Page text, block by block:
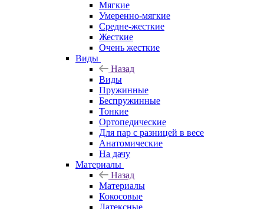
Мягкие
Умеренно-мягкие
Средне-жесткие
Жесткие
Очень жесткие
Виды
Назад
Виды
Пружинные
Беспружинные
Тонкие
Ортопедические
Для пар с разницей в весе
Анатомические
На дачу
Материалы
Назад
Материалы
Кокосовые
Латексные